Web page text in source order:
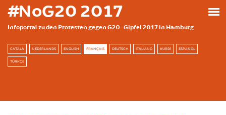
Skip to main content
#NoG20 2017
Infoportal zu den Protesten gegen G20-Gipfel 2017 in Hamburg
CATALÀ NEDERLANDS ENGLISH FRANÇAIS DEUTSCH ITALIANO KURDÎ ESPAÑOL
TÜRKÇE